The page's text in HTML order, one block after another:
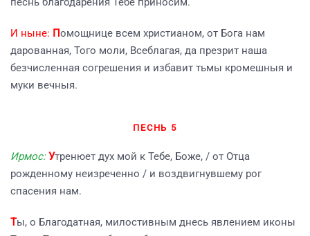
И ныне: Помощнице всем христианом, от Бога нам
дарованная, Того моли, Всеблагая, да презрит наша
безчисленная согрешения и избавит тьмы кромешныя и
муки вечныя.
ПЕСНЬ 5
Ирмос: Утренюет дух мой к Тебе, Боже, / от Отца
рожденному неизреченно / и воздвигнувшему рог
спасения нам.
Ты, о Благодатная, милостивным днесь явлением иконы